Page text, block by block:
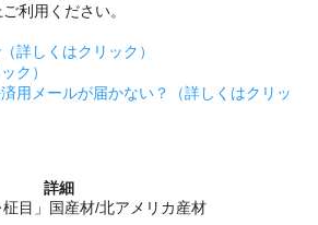
利用ください。
詳しくはクリック）
ク）
用メールが届かない？（詳しくはクリッ
詳細
目」国産材/北アメリカ産材